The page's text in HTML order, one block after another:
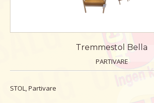
Tremmestol Bella
PARTIVARE
STOL, Partivare